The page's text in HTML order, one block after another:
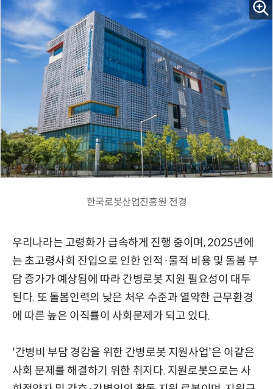
한국로봇산업진흥원 전경
우리나라는 고령화가 급속하게 진행 중이며, 2025년에
는 초고령사회 진입으로 인한 인적·물적 비용 및 돌봄 부
담 증가가 예상됨에 따라 간병로봇 지원 필요성이 대두
된다. 또 돌봄인력의 낮은 처우 수준과 열악한 근무환경
에 따른 높은 이직률이 사회문제가 되고 있다.
'간병비 부담 경감을 위한 간병로봇 지원사업'은 이같은
사회 문제를 해결하기 위한 취지다. 지원로봇으로는 사